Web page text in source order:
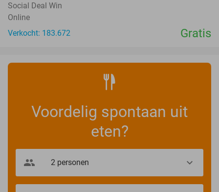
Social Deal Win
Online
Verkocht: 183.672
Gratis
Voordelig spontaan uit
eten?